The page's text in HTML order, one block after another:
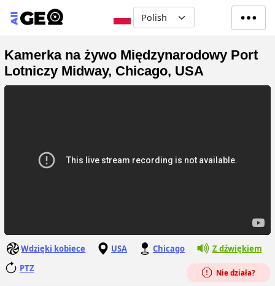
Przejdź do treści
Select your language
Kamerka na żywo Międzynarodowy Port
Lotniczy Midway, Chicago, USA
Wdzięki kobiece USA Chicago
Z dźwiękiem
PTZ
Nie działa?